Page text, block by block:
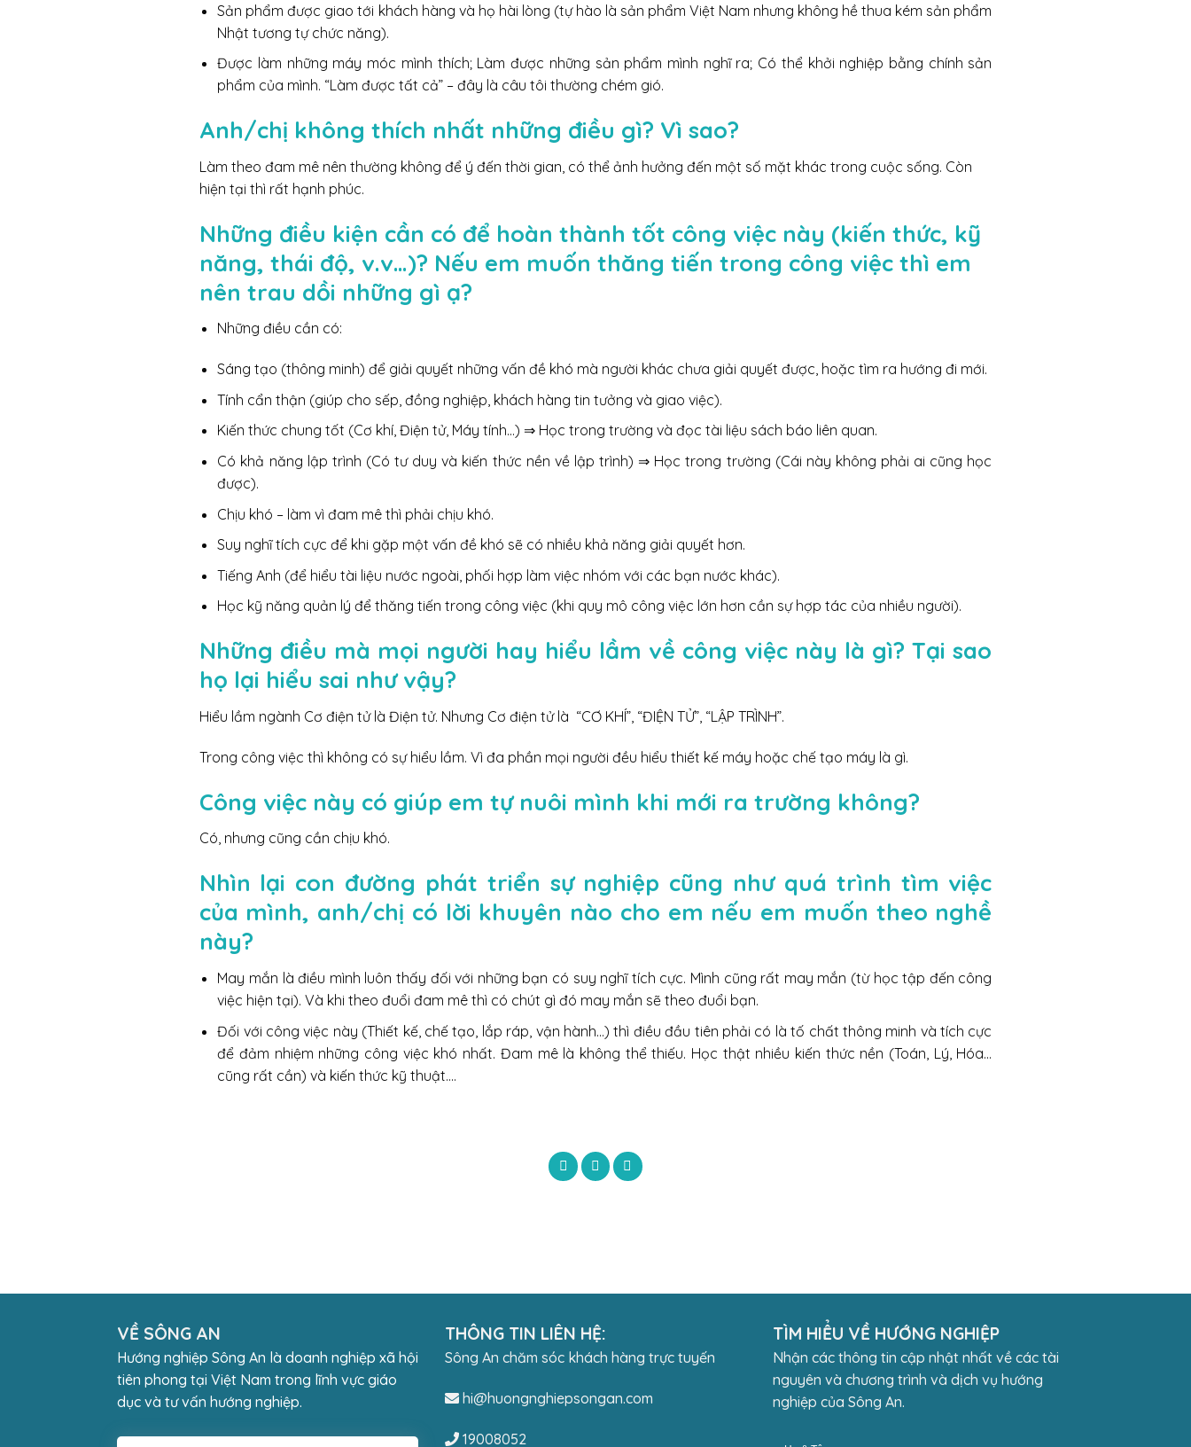
Sản phẩm được giao tới khách hàng và họ hài lòng (tự hào là sản phẩm Việt Nam nhưng không hề thua kém sản phẩm
Nhật tương tự chức năng).
Được làm những máy móc mình thích; Làm được những sản phẩm mình nghĩ ra; Có thể khởi nghiệp bằng chính sản
phẩm của mình. “Làm được tất cả” – đây là câu tôi thường chém gió.
Anh/chị không thích nhất những điều gì? Vì sao?
Làm theo đam mê nên thường không để ý đến thời gian, có thể ảnh hưởng đến một số mặt khác trong cuộc sống. Còn
hiện tại thì rất hạnh phúc.
Những điều kiện cần có để hoàn thành tốt công việc này (kiến thức, kỹ
năng, thái độ, v.v…)? Nếu em muốn thăng tiến trong công việc thì em
nên trau dồi những gì ạ?
Những điều cần có:
Sáng tạo (thông minh) để giải quyết những vấn đề khó mà người khác chưa giải quyết được, hoặc tìm ra hướng đi mới.
Tính cẩn thận (giúp cho sếp, đồng nghiệp, khách hàng tin tưởng và giao việc).
Kiến thức chung tốt (Cơ khí, Điện tử, Máy tính…) ⇒ Học trong trường và đọc tài liệu sách báo liên quan.
Có khả năng lập trình (Có tư duy và kiến thức nền về lập trình) ⇒ Học trong trường (Cái này không phải ai cũng học
được).
Chịu khó – làm vì đam mê thì phải chịu khó.
Suy nghĩ tích cực để khi gặp một vấn đề khó sẽ có nhiều khả năng giải quyết hơn.
Tiếng Anh (để hiểu tài liệu nước ngoài, phối hợp làm việc nhóm với các bạn nước khác).
Học kỹ năng quản lý để thăng tiến trong công việc (khi quy mô công việc lớn hơn cần sự hợp tác của nhiều người).
Những điều mà mọi người hay hiểu lầm về công việc này là gì? Tại sao
họ lại hiểu sai như vậy?
Hiểu lầm ngành Cơ điện tử là Điện tử. Nhưng Cơ điện tử là “CƠ KHÍ”, “ĐIỆN TỬ”, “LẬP TRÌNH”.
Trong công việc thì không có sự hiểu lầm. Vì đa phần mọi người đều hiểu thiết kế máy hoặc chế tạo máy là gì.
Công việc này có giúp em tự nuôi mình khi mới ra trường không?
Có, nhưng cũng cần chịu khó.
Nhìn lại con đường phát triển sự nghiệp cũng như quá trình tìm việc
của mình, anh/chị có lời khuyên nào cho em nếu em muốn theo nghề
này?
May mắn là điều mình luôn thấy đối với những bạn có suy nghĩ tích cực. Mình cũng rất may mắn (từ học tập đến công
việc hiện tại). Và khi theo đuổi đam mê thì có chút gì đó may mắn sẽ theo đuổi bạn.
Đối với công việc này (Thiết kế, chế tạo, lắp ráp, vận hành…) thì điều đầu tiên phải có là tố chất thông minh và tích cực
để đảm nhiệm những công việc khó nhất. Đam mê là không thể thiếu. Học thật nhiều kiến thức nền (Toán, Lý, Hóa…
cũng rất cần) và kiến thức kỹ thuật….
VỀ SÔNG AN
Hướng nghiệp Sông An là doanh nghiệp xã hội
tiên phong tại Việt Nam trong lĩnh vực giáo
dục và tư vấn hướng nghiệp.
THÔNG TIN LIÊN HỆ:
Sông An chăm sóc khách hàng trực tuyến
hi@huongnghiepsongan.com
19008052
TÌM HIỂU VỀ HƯỚNG NGHIỆP
Nhận các thông tin cập nhật nhất về các tài
nguyên và chương trình và dịch vụ hướng
nghiệp của Sông An.